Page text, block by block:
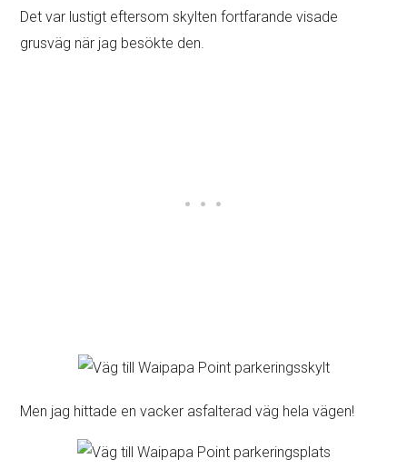
Det var lustigt eftersom skylten fortfarande visade
grusväg när jag besökte den.
Men jag hittade en vacker asfalterad väg hela vägen!